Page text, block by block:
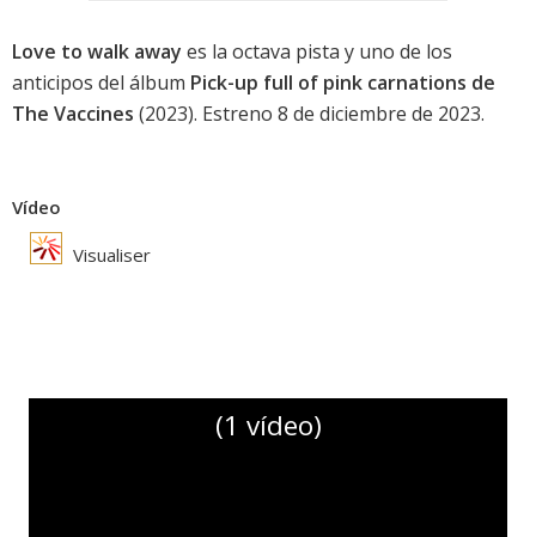
Love to walk away es la octava pista y uno de los
anticipos del álbum Pick-up full of pink carnations de
The Vaccines (2023). Estreno 8 de diciembre de 2023.
Vídeo
Visualiser
(1 vídeo)